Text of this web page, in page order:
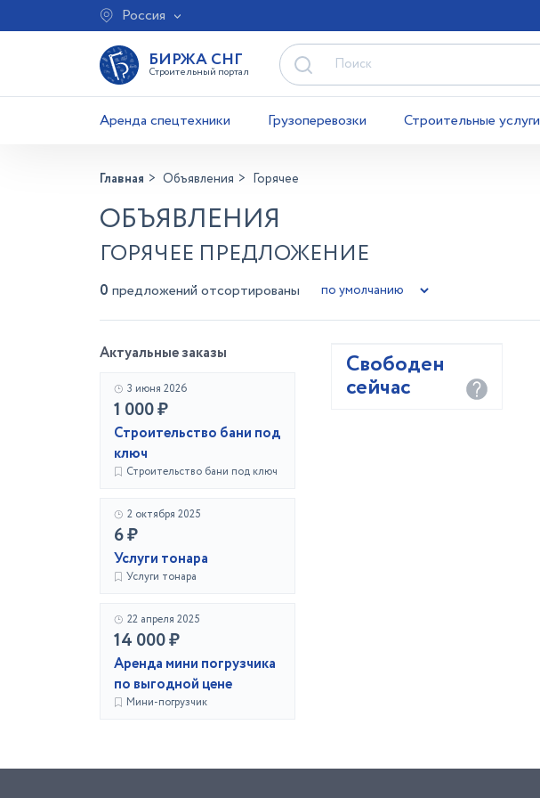
Россия
БИРЖА СНГ
Строительный портал
Аренда спецтехники Грузоперевозки Строительные услуги
Главная Объявления Горячее
ОБЪЯВЛЕНИЯ
ГОРЯЧЕЕ ПРЕДЛОЖЕНИЕ
0 предложений отсортированы
Актуальные заказы
3 июня 2026
1 000 ₽
Строительство бани под
ключ
Строительство бани под ключ
2 октября 2025
6 ₽
Услуги тонара
Услуги тонара
22 апреля 2025
14 000 ₽
Аренда мини погрузчика
по выгодной цене
Мини-погрузчик
Свободен
сейчас